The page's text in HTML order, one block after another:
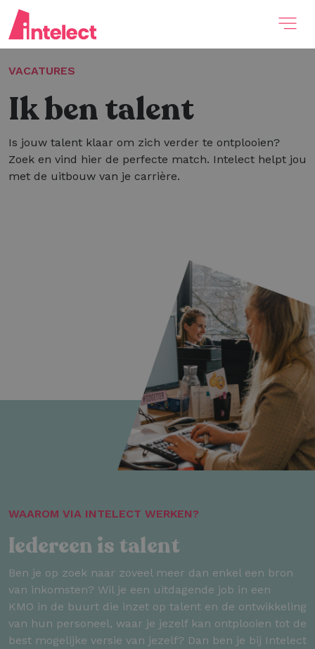
VACATURES
Ik ben talent
Is jouw talent klaar om zich verder te ontplooien?
Zoek en vind hier de perfecte match. Intelect helpt jou
met de uitbouw van je carrière.
WAAROM VIA INTELECT WERKEN?
Iedereen is talent
Ben je op zoek naar zoveel meer dan enkel een bron
van inkomsten? Wil je een uitdagende job in een
KMO in de buurt die inzet op talent en de ontwikkeling
van hun personeel, waar je jezelf kan ontplooien tot de
best mogelijke versie van jezelf? Dan ben je bij Intelect